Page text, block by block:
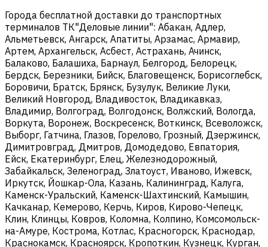
Города бесплатной доставки до транспортных
терминалов ТК"Деловые линии": Абакан, Адлер,
Альметьевск, Ангарск, Апатиты, Арзамас, Армавир,
Артем, Архангельск, Асбест, Астрахань, Ачинск,
Балаково, Балашиха, Барнаул, Белгород, Белорецк,
Бердск, Березники, Бийск, Благовещенск, Борисоглебск,
Боровичи, Братск, Брянск, Бузулук, Великие Луки,
Великий Новгород, Владивосток, Владикавказ,
Владимир, Волгоград, Волгодонск, Волжский, Вологда,
Воркута, Воронеж, Воскресенск, Воткинск, Всеволожск,
Выборг, Гатчина, Глазов, Горелово, Грозный, Дзержинск,
Димитровград, Дмитров, Домодедово, Евпатория,
Ейск, Екатеринбург, Елец, Железнодорожный,
Забайкальск, Зеленоград, Златоуст, Иваново, Ижевск,
Иркутск, Йошкар-Ола, Казань, Калининград, Калуга,
Каменск-Уральский, Каменск-Шахтинский, Камышин,
Качканар, Кемерово, Керчь, Киров, Кирово-Чепецк,
Клин, Клинцы, Ковров, Коломна, Колпино, Комсомольск-
на-Амуре, Кострома, Котлас, Красногорск, Краснодар,
Краснокамск, Красноярск, Кропоткин, Кузнецк, Курган,